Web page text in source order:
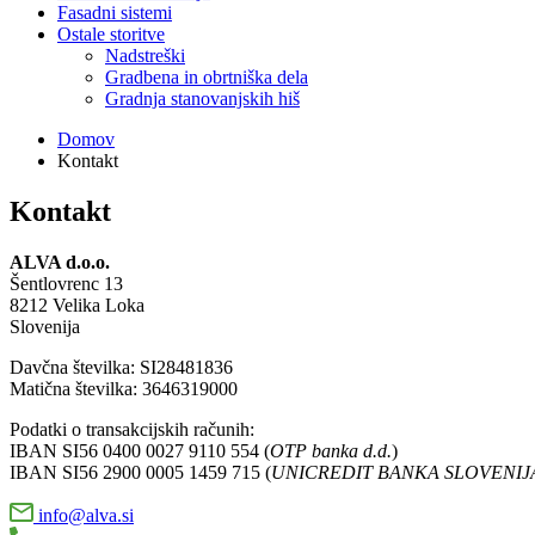
Fasadni sistemi
Ostale storitve
Nadstreški
Gradbena in obrtniška dela
Gradnja stanovanjskih hiš
Domov
Kontakt
Kontakt
ALVA d.o.o.
Šentlovrenc 13
8212 Velika Loka
Slovenija
Davčna številka: SI28481836
Matična številka: 3646319000
Podatki o transakcijskih računih:
IBAN SI56 0400 0027 9110 554 (OTP banka d.d.)
IBAN SI56 2900 0005 1459 715 (UNICREDIT BANKA
info@alva.si